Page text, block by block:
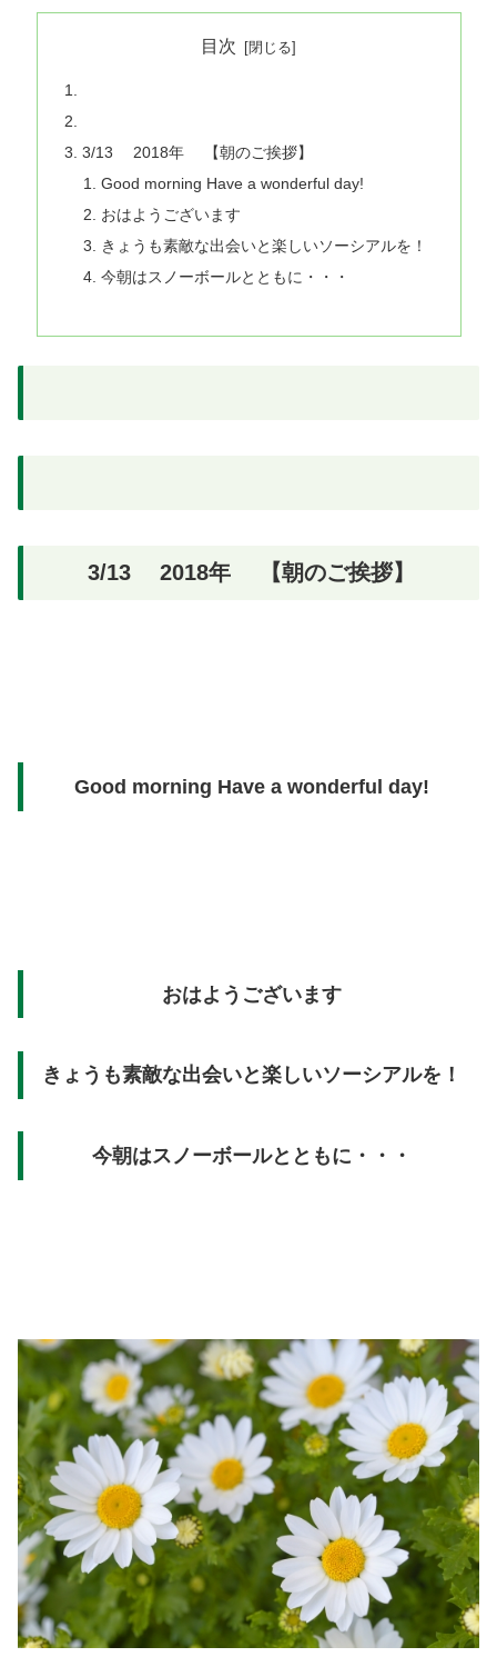
目次
3/13 2018年 【朝のご挨拶】
Good morning Have a wonderful day!
おはようございます
きょうも素敵な出会いと楽しいソーシアルを！
今朝はスノーボールとともに・・・
3/13 2018年 【朝のご挨拶】
Good morning Have a wonderful day!
おはようございます
きょうも素敵な出会いと楽しいソーシアルを！
今朝はスノーボールとともに・・・